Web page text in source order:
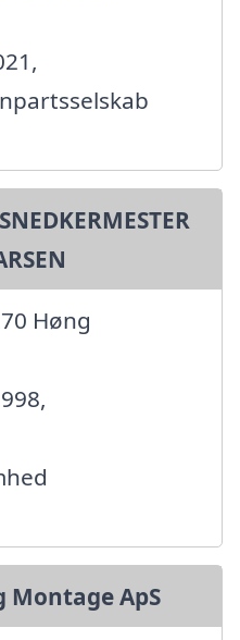
Høng
Montage ApS